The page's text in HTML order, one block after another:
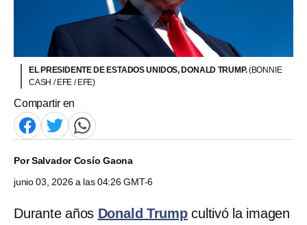
EL PRESIDENTE DE ESTADOS UNIDOS, DONALD TRUMP.(BONNIE
CASH / EFE / EFE)
Compartir en
PorSalvador Cosío Gaona
junio 03, 2026 a las 04:26 GMT-6
Durante años Donald Trumpcultivó la imagen